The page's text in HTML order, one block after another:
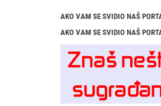
AKO VAM SE SVIDIO NAŠ
AKO VAM SE SVIDIO NAŠ